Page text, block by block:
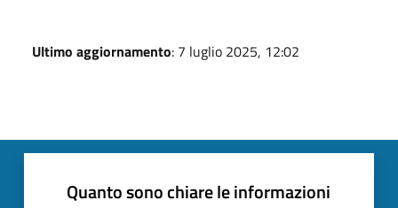
Ultimo aggiornamento: 7 luglio 2025, 12:02
Quanto sono chiare le informazioni